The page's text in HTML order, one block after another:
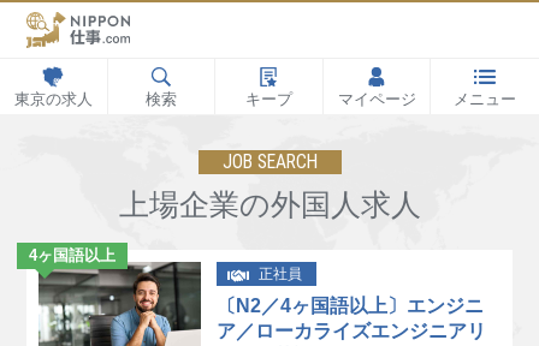
東京の求人 検索 キープ マイページ メニュー
JOB SEARCH
上場企業の外国人求人
4ヶ国語以上
正社員
〔N2／4ヶ国語以上〕エンジニ
ア／ローカライズエンジニアリ